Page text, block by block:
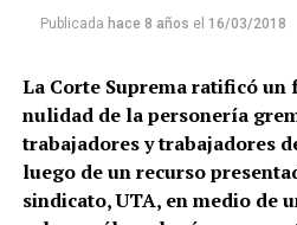
Publicada hace 8 años el 16/03/2018
La Corte Suprema ratificó
nulidad de la personería
trabajadores y trabajadores
luego de un recurso
sindicato, UTA, en medio de